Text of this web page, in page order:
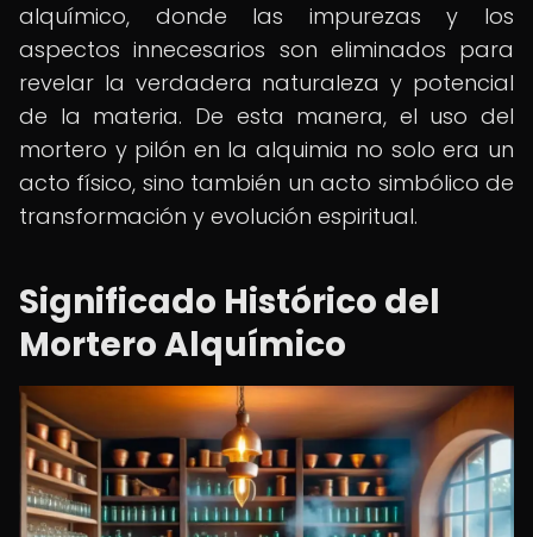
alquímico, donde las impurezas y los
aspectos innecesarios son eliminados para
revelar la verdadera naturaleza y potencial
de la materia. De esta manera, el uso del
mortero y pilón en la alquimia no solo era un
acto físico, sino también un acto simbólico de
transformación y evolución espiritual.
Significado Histórico del
Mortero Alquímico